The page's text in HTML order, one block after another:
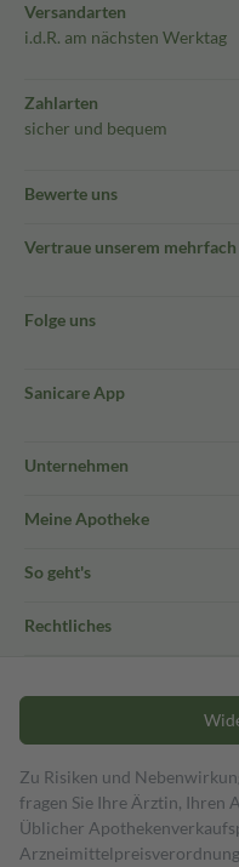
Versandarten
i.d.R. am nächsten Werktag
Zahlarten
sicher und bequem
Bewerte uns
Vertraue unserem
Folge uns
Sanicare App
Unternehmen
Meine Apotheke
So geht's
Rechtliches
Zu Risiken und
fragen Sie Ihre Ärztin, Ihren
Üblicher